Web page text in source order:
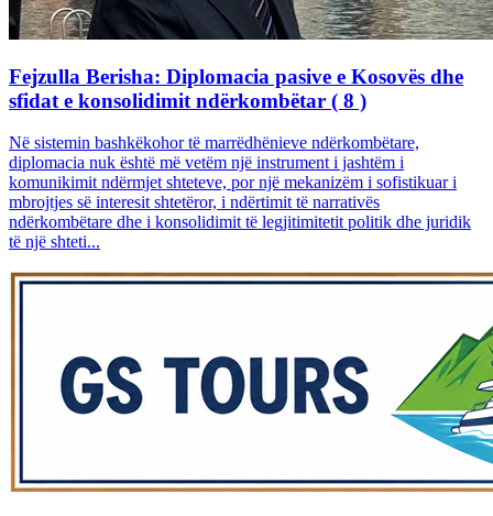
Fejzulla Berisha: Diplomacia pasive e Kosovës dhe
sfidat e konsolidimit ndërkombëtar ( 8 )
Në sistemin bashkëkohor të marrëdhënieve ndërkombëtare,
diplomacia nuk është më vetëm një instrument i jashtëm i
komunikimit ndërmjet shteteve, por një mekanizëm i sofistikuar i
mbrojtjes së interesit shtetëror, i ndërtimit të narrativës
ndërkombëtare dhe i konsolidimit të legjitimitetit politik dhe juridik
të një shteti...